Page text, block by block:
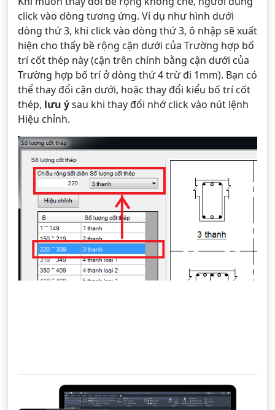
click vào dòng tương ứng. Ví dụ như hình dưới
dòng thứ 3, khi click vào dòng thứ 3, ô nhập sẽ xuất
hiện cho thấy bề rộng cận dưới của Trường hợp bố
trí cốt thép này (cận trên chính bằng cận dưới của
Trường hợp bố trí ở dòng thứ 4 trừ đi 1mm). Bạn có
thể thay đổi cận dưới, hoặc thay đổi kiểu bố trí cốt
thép, lưu ýsau khi thay đổi nhớ click vào nút lệnh
Hiệu chỉnh.